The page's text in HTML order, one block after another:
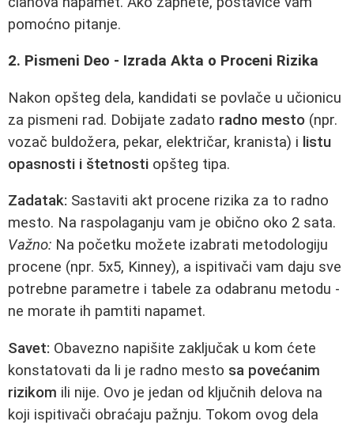
pomoćno pitanje.
2. Pismeni Deo - Izrada Akta o Proceni Rizika
Nakon opšteg dela, kandidati se povlače u učionicu
za pismeni rad. Dobijate zadato radno mesto (npr.
vozač buldožera, pekar, električar, kranista) i listu
opasnosti i štetnosti opšteg tipa.
Zadatak: Sastaviti akt procene rizika za to radno
mesto. Na raspolaganju vam je obično oko 2 sata.
Važno: Na početku možete izabrati metodologiju
procene (npr. 5x5, Kinney), a ispitivači vam daju sve
potrebne parametre i tabele za odabranu metodu -
ne morate ih pamtiti napamet.
Savet: Obavezno napišite zaključak u kom ćete
konstatovati da li je radno mesto sa povećanim
rizikom ili nije. Ovo je jedan od ključnih delova na
koji ispitivači obraćaju pažnju. Tokom ovog dela